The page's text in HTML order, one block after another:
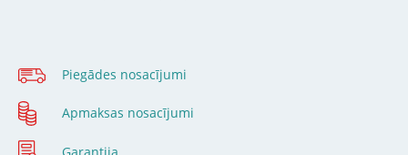
Piegādes nosacījumi
Apmaksas nosacījumi